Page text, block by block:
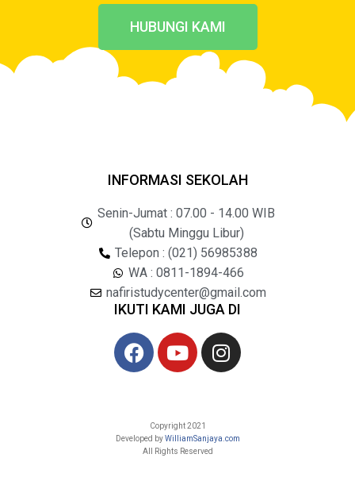
HUBUNGI KAMI
INFORMASI SEKOLAH
Senin-Jumat : 07.00 - 14.00 WIB
(Sabtu Minggu Libur)
Telepon : (021) 56985388
WA : 0811-1894-466
nafiristudycenter@gmail.com
IKUTI KAMI JUGA DI
Copyright 2021
Developed byWilliamSanjaya.com
All Rights Reserved